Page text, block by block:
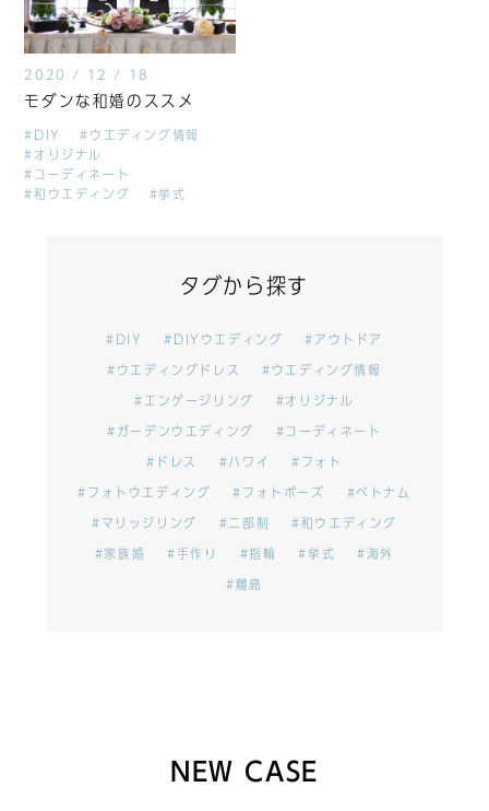
2020 / 12 / 18
モダンな和婚のススメ
#DIY
#ウエディング情報
#オリジナル
#コーディネート
#和ウエディング
#挙式
タグから探す
#DIY #DIYウエディング #アウトドア
#ウエディングドレス #ウエディング情報
#エンゲージリング #オリジナル
#ガーデンウエディング #コーディネート
#ドレス #ハワイ #フォト
#フォトウエディング #フォトポーズ #ベトナム
#マリッジリング #二部制 #和ウエディング
#家族婚 #手作り #指輪 #挙式 #海外
#離島
NEW CASE